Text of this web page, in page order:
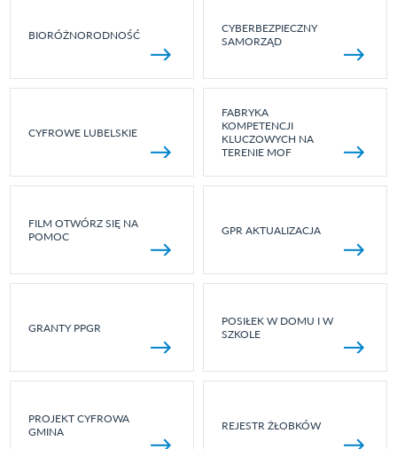
BIORÓŻNORODNOŚĆ
CYBERBEZPIECZNY
SAMORZĄD
CYFROWE LUBELSKIE
FABRYKA
KOMPETENCJI
KLUCZOWYCH NA
TERENIE MOF
FILM OTWÓRZ SIĘ NA
POMOC
GPR AKTUALIZACJA
GRANTY PPGR
POSIŁEK W DOMU I W
SZKOLE
PROJEKT CYFROWA
GMINA
REJESTR ŻŁOBKÓW